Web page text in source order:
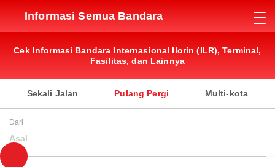
Informasi Semua Bandara
Cek Informasi Bandara Internasional Ilorin (ILR), Terminal,
Fasilitas, dan Lainnya
Sekali Jalan Pulang Pergi Multi-kota
Dari
Asal